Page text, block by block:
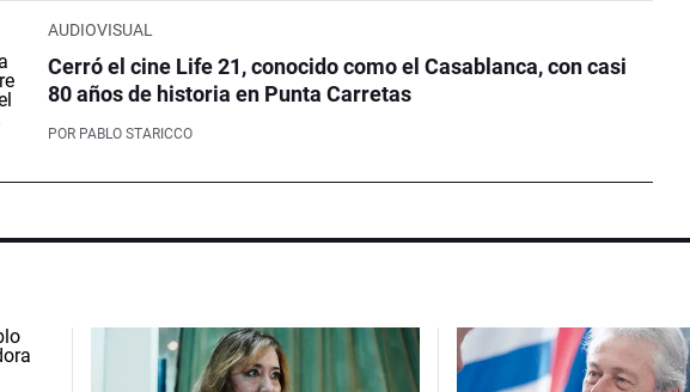
AUDIOVISUAL
Cerró el cine Life 21, conocido como el Casablanca, con casi
80 años de historia en Punta Carretas
POR PABLO STARICCO